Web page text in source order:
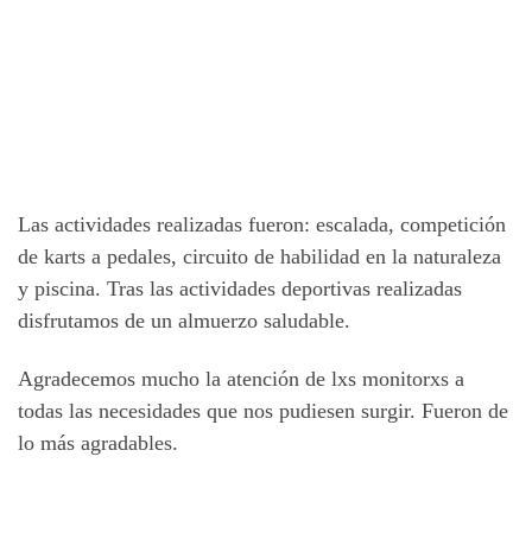
Las actividades realizadas fueron: escalada, competición
de karts a pedales, circuito de habilidad en la naturaleza
y piscina. Tras las actividades deportivas realizadas
disfrutamos de un almuerzo saludable.
Agradecemos mucho la atención de lxs monitorxs a
todas las necesidades que nos pudiesen surgir. Fueron de
lo más agradables.